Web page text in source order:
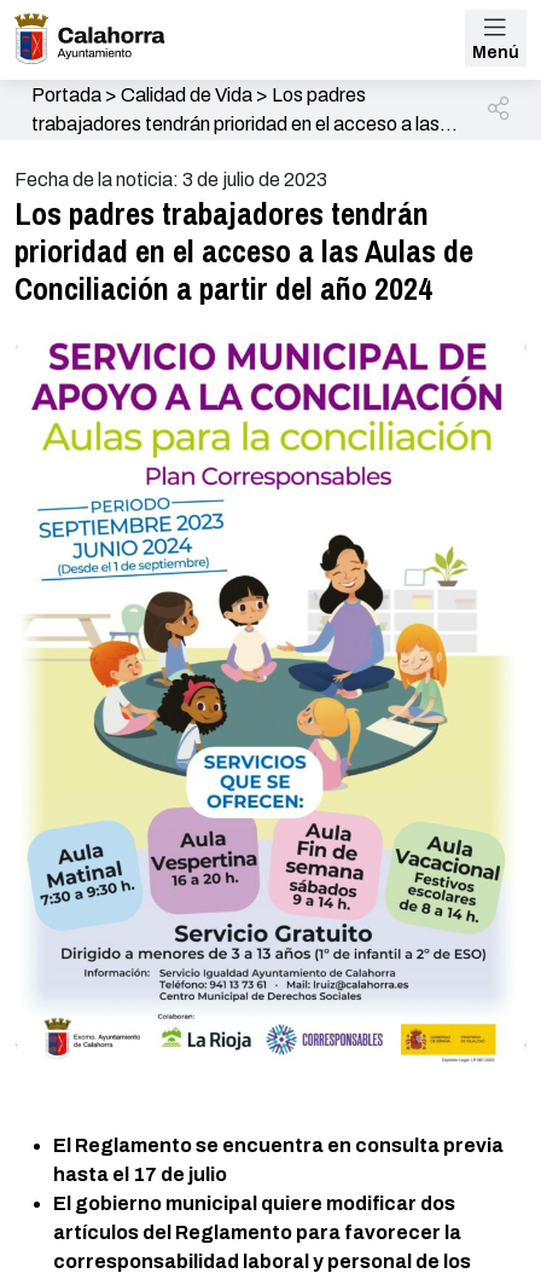
Menú
Portada> Calidad de Vida> Los padres
trabajadores tendrán prioridad en el acceso a las
Fecha de la noticia: 3 de julio de 2023
Los padres trabajadores tendrán
prioridad en el acceso a las Aulas de
Conciliación a partir del año 2024
El Reglamento se encuentra en consulta previa
hasta el 17 de julio
El gobierno municipal quiere modificar dos
artículos del Reglamento para favorecer la
corresponsabilidad laboral y personal de los